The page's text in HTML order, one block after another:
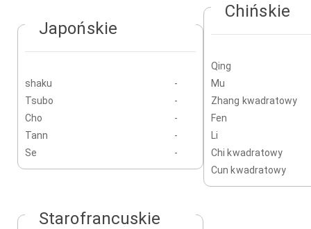
Japońskie
shaku
-
Tsubo
-
Cho
-
Tann
-
Se
-
Chińskie
Qing
Mu
Zhang kwadratowy
Fen
Li
Chi kwadratowy
Cun kwadratowy
Starofrancuskie